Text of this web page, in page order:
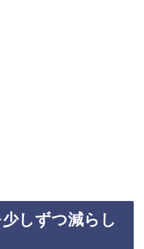
しずつ減らし